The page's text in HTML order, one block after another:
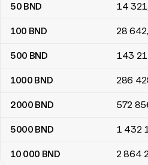
50 BND 14 321
100 BND 28 642
500 BND 143
1000 BND 286
2000 BND 572
5000 BND 1 432
10 000 BND 2 864